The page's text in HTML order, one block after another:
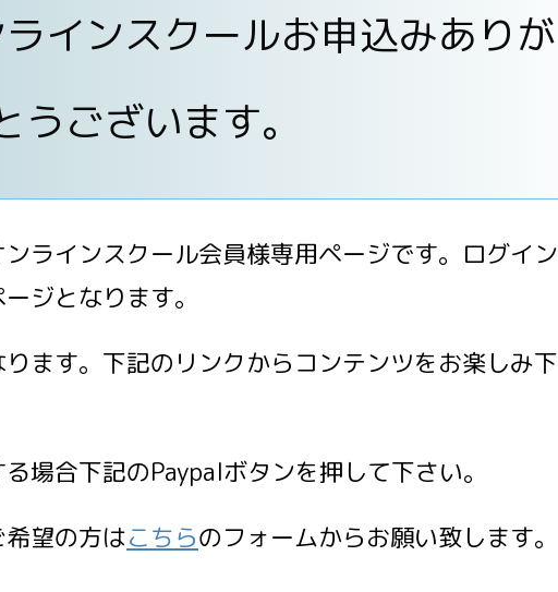
インスクールお申込みありが
うございます。
ラインスクール会員様専用ページです。ログイン
ジとなります。
ます。下記のリンクからコンテンツをお楽しみ下
場合下記のPaypalボタンを押して下さい。
望の方はこちらのフォームからお願い致します。